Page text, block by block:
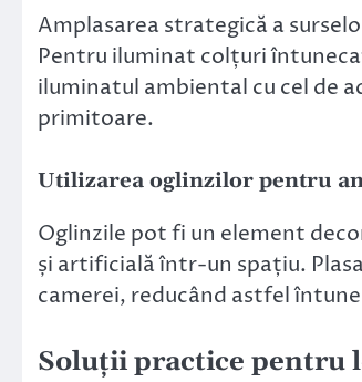
Amplasarea strategică a
Pentru iluminat colțuri
iluminatul ambiental cu cel de
primitoare.
Utilizarea oglinzilor pentru
Oglinzile pot fi un element
și artificială într-un spațiu.
camerei, reducând astfel
Soluții practice pentru